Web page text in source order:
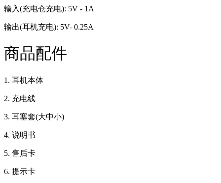
输入(充电仓充电): 5V - 1A
输出(耳机充电): 5V- 0.25A
商品配件
1. 耳机本体
2. 充电线
3. 耳塞套(大中小)
4. 说明书
5. 售后卡
6. 提示卡